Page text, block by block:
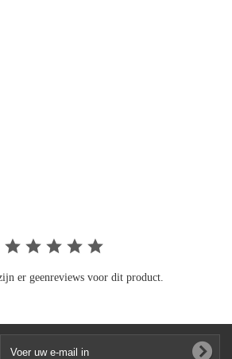
er geenreviews voor dit product.